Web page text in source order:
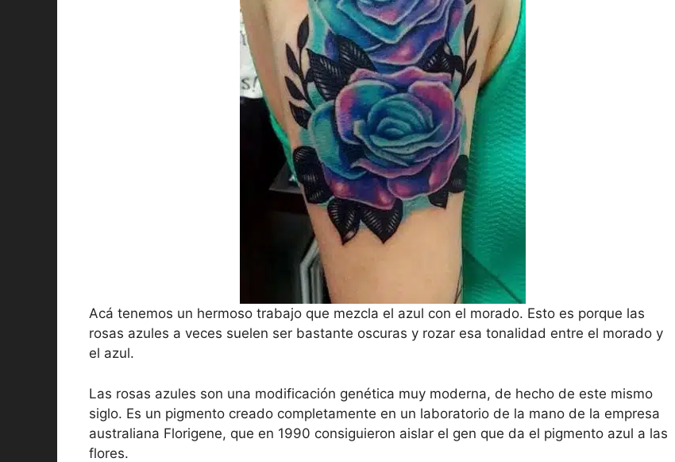
Acá tenemos un hermoso trabajo que mezcla el azul con el morado. Esto es porque las
rosas azules a veces suelen ser bastante oscuras y rozar esa tonalidad entre el morado y
el azul.
Las rosas azules son una modificación genética muy moderna, de hecho de este mismo
siglo. Es un pigmento creado completamente en un laboratorio de la mano de la empresa
australiana Florigene, que en 1990 consiguieron aislar el gen que da el pigmento azul a las
flores.